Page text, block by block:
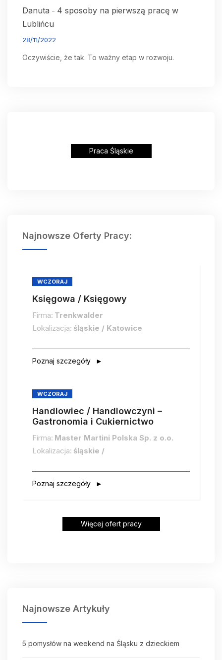
Danuta - 4 sposoby na pierwszą pracę w
Lublińcu
28/11/2022
Oczywiście, że tak. To ważny etap w rozwoju.
Praca Śląskie
Najnowsze Oferty Pracy:
WCZORAJ
Księgowa / Księgowy
Firma: Trenkwalder
Lokalizacja: śląskie / Katowice
Poznaj szczegóły
WCZORAJ
Handlowiec / Handlowczyni –
Gastronomia i Cukiernictwo
Firma: Master Martini Polska Sp. z o.o.
Lokalizacja: śląskie /
Poznaj szczegóły
Więcej ofert pracy
Najnowsze Artykuły
5 pomysłów na weekend na Śląsku z dzieckiem